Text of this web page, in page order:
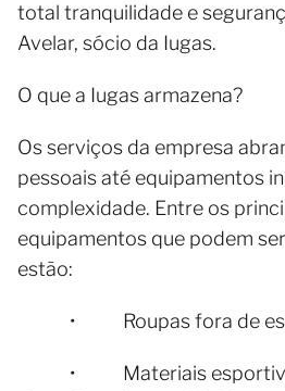
total tranquilidade e
Avelar, sócio da Iugas.
O que a Iugas armazena?
Os serviços da empresa
pessoais até equipamentos
complexidade. Entre os
equipamentos que podem
estão:
• Roupas fora de
• Materiais